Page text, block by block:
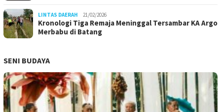
LINTAS DAERAH 21/02/2026
Kronologi Tiga Remaja Meninggal Tersambar KA Argo
Merbabu di Batang
SENI BUDAYA